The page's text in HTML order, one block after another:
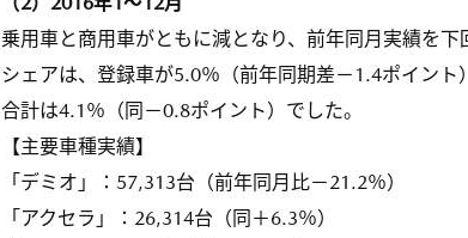
乗用車と商用車がともに減となり、前年同月実績を下
シェアは、登録車が5.0％（前年同期差－1.4ポイン
合計は4.1％（同－0.8ポイント）でした。
【主要車種実績】
「デミオ」：57,313台（前年同月比－21.2％）
「アクセラ」：26,314台（同＋6.3％）